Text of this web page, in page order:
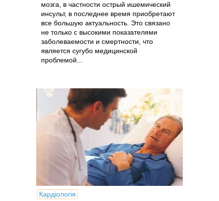
мозга, в частности острый ишемический
инсульт, в последнее время приобретают
все большую актуальность. Это связано
не только с высокими показателями
заболеваемости и смертности, что
является сугубо медицинской
проблемой...
Кардіологія